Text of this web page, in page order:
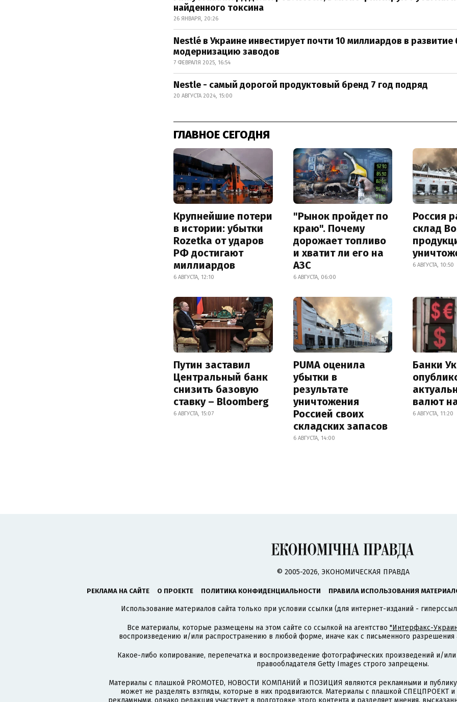
найденного токсина
26 ЯНВАРЯ, 20:26
Nestlé в Украине инвестирует почти 10 миллиардов в развитие
модернизацию заводов
7 ФЕВРАЛЯ 2025, 16:54
Nestle - самый дорогой продуктовый бренд 7 год подряд
20 АВГУСТА 2024, 15:00
ГЛАВНОЕ СЕГОДНЯ
Крупнейшие потери
в истории: убытки
Rozetka от ударов
РФ достигают
миллиардов
6 АВГУСТА, 12:10
"Рынок пройдет по
краю". Почему
дорожает топливо
и хватит ли его на
АЗС
6 АВГУСТА, 06:00
Россия
склад
6 АВГУСТА, 10:50
Путин заставил
Центральный банк
снизить базовую
ставку – Bloomberg
6 АВГУСТА, 15:07
PUMA оценила
убытки в
результате
уничтожения
Россией своих
складских запасов
6 АВГУСТА, 14:00
Банки
валют
6 АВГУСТА, 11:20
© 2005-2026, ЭКОНОМИЧЕСКАЯ ПРАВДА
РЕКЛАМА НА САЙТЕ О ПРОЕКТЕ ПОЛИТИКА КОНФИДЕНЦИАЛЬНОСТИ ПРАВИЛА ИСПОЛЬЗОВАНИЯ
Использование материалов сайта только при условии ссылки (для интернет-изданий -
Все материалы, которые размещены на этом сайте со ссылкой на агентство "Интерфакс-
воспроизведению и/или распространению в любой форме, иначе как с письменного разрешения
Какое-либо копирование, перепечатка и воспроизведение фотографических произведений и/
правообладателя Getty Images строго запрещены.
Материалы с плашкой PROMOTED, НОВОСТИ КОМПАНИЙ и ПОЗИЦИЯ являются рекламными и
может не разделять взгляды, которые в них продвигаются. Материалы с плашкой СПЕЦПРОЕКТ
рекламными, однако редакция участвует в подготовке этого контента и разделяет мнения,